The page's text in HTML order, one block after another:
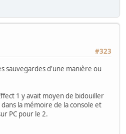
#323
sauvegardes d'une manière ou
1 y avait moyen de bidouiller
la mémoire de la console et
PC pour le 2.